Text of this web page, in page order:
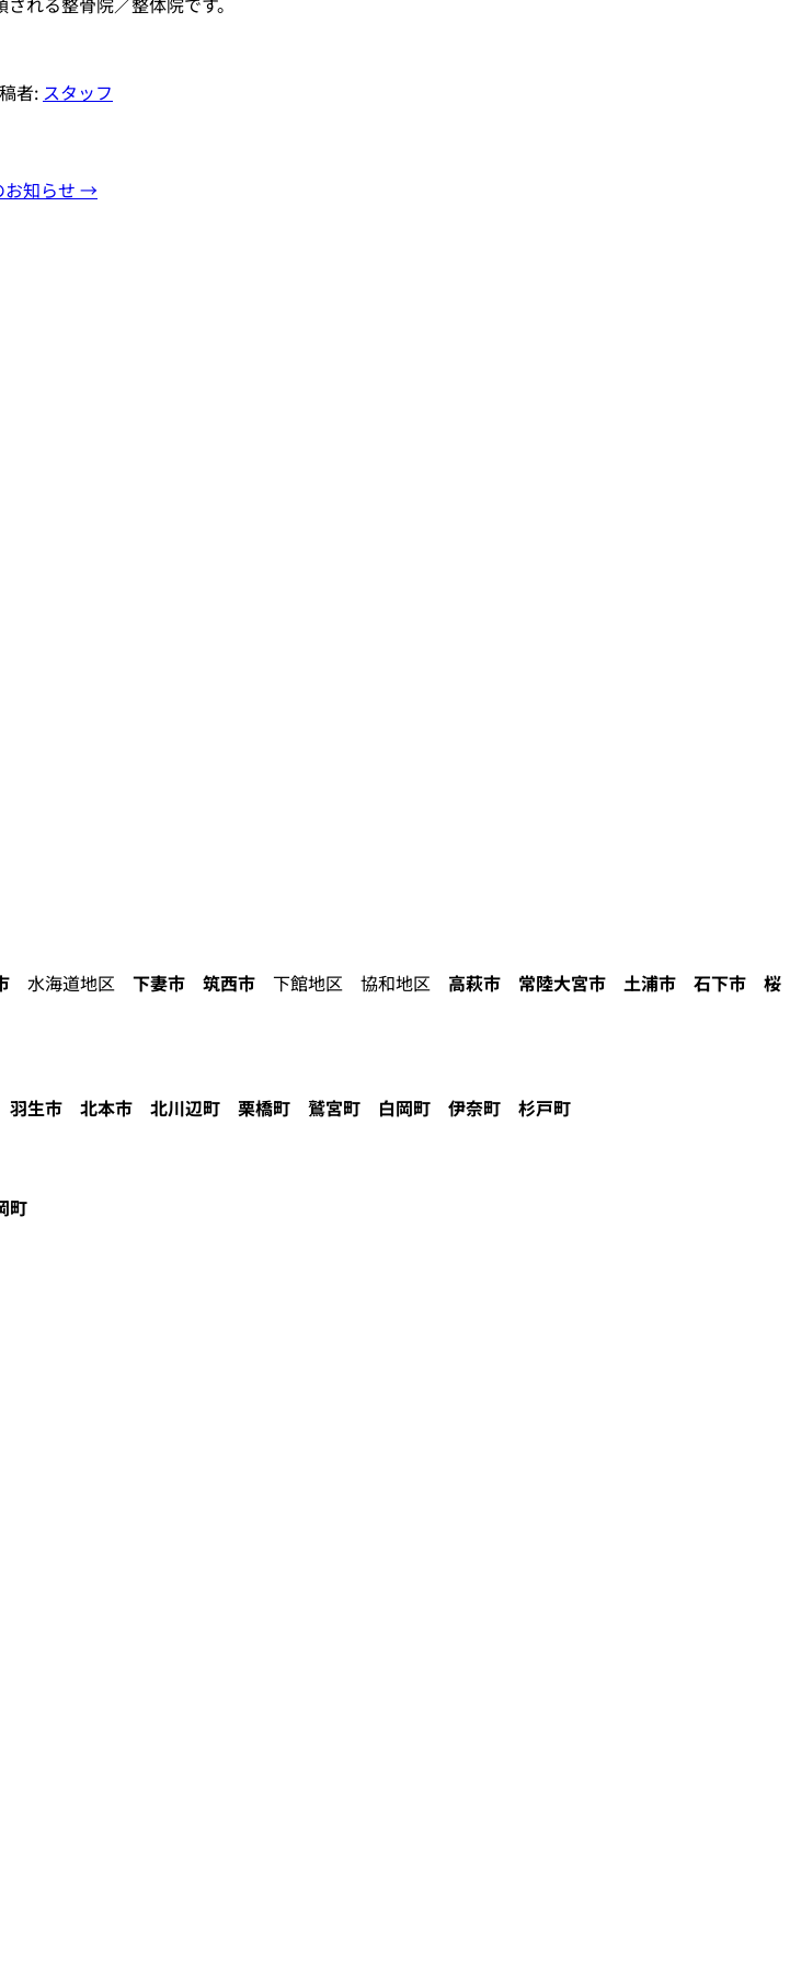
者: スタッフ
知らせ →
水海道地区 下妻市 筑西市 下館地区 協和地区 高萩市 常陸大宮市 土浦市 石下市
桜
羽生市 北本市 北川辺町 栗橋町 鷲宮町 白岡町 伊奈町
杉戸町
町